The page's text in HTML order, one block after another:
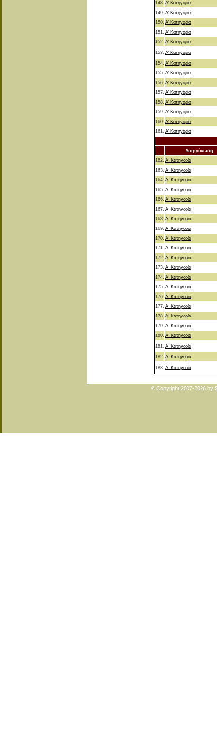
148. Α' Κατηγορία
149. Α' Κατηγορία
150. Α' Κατηγορία
151. Α' Κατηγορία
152. Α' Κατηγορία
153. Α' Κατηγορία
154. Α' Κατηγορία
155. Α' Κατηγορία
156. Α' Κατηγορία
157. Α' Κατηγορία
158. Α' Κατηγορία
159. Α' Κατηγορία
160. Α' Κατηγορία
161. Α' Κατηγορία
Διοργάνωση
162. Α΄ Κατηγορία
163. Α΄ Κατηγορία
164. Α΄ Κατηγορία
165. Α΄ Κατηγορία
166. Α΄ Κατηγορία
167. Α΄ Κατηγορία
168. Α΄ Κατηγορία
169. Α΄ Κατηγορία
170. Α΄ Κατηγορία
171. Α΄ Κατηγορία
172. Α΄ Κατηγορία
173. Α΄ Κατηγορία
174. Α΄ Κατηγορία
175. Α΄ Κατηγορία
176. Α΄ Κατηγορία
177. Α΄ Κατηγορία
178. Α΄ Κατηγορία
179. Α΄ Κατηγορία
180. Α΄ Κατηγορία
181. Α΄ Κατηγορία
182. Α΄ Κατηγορία
183. Α΄ Κατηγορία
© Copyright 2007-2026 by